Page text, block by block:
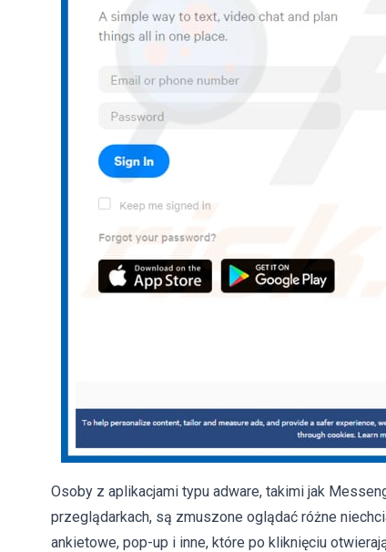
Osoby z aplikacjami typu adware, takimi jak
przeglądarkach, są zmuszone oglądać różne
ankietowe, pop-up i inne, które po kliknięciu